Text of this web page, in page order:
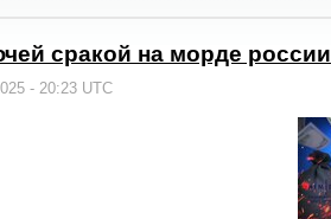
сракой на морде россии
- 20:23 UTC